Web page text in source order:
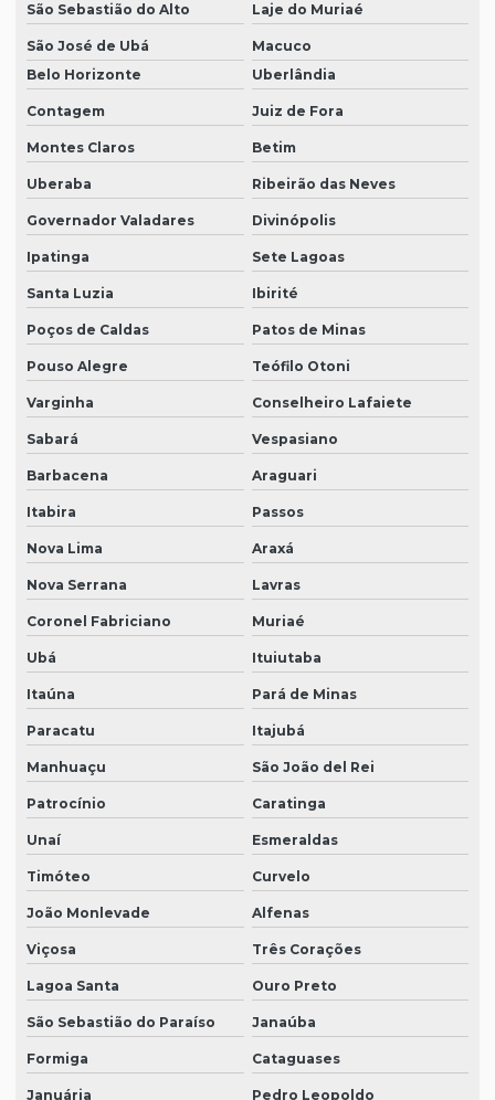
São Sebastião do Alto Laje do Muriaé
São José de Ubá
Macuco
Belo Horizonte
Uberlândia
Contagem Juiz de Fora
Montes Claros Betim
Uberaba Ribeirão das Neves
Governador Valadares Divinópolis
Ipatinga Sete Lagoas
Santa Luzia Ibirité
Poços de Caldas Patos de Minas
Pouso Alegre Teófilo Otoni
Varginha Conselheiro Lafaiete
Sabará Vespasiano
Barbacena Araguari
Itabira Passos
Nova Lima Araxá
Nova Serrana Lavras
Coronel Fabriciano Muriaé
Ubá Ituiutaba
Itaúna Pará de Minas
Paracatu Itajubá
Manhuaçu São João del Rei
Patrocínio Caratinga
Unaí Esmeraldas
Timóteo Curvelo
João Monlevade Alfenas
Viçosa Três Corações
Lagoa Santa Ouro Preto
São Sebastião do Paraíso Janaúba
Formiga Cataguases
Januária Pedro Leopoldo